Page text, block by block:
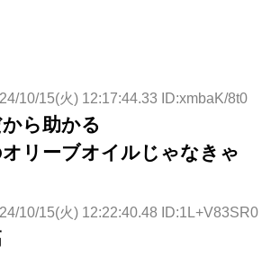
10/15(火) 12:17:44.33 ID:xmbaK/8t0
ら助かる
リーブオイルじゃなきゃ
10/15(火) 12:22:40.48 ID:1L+V83SR0